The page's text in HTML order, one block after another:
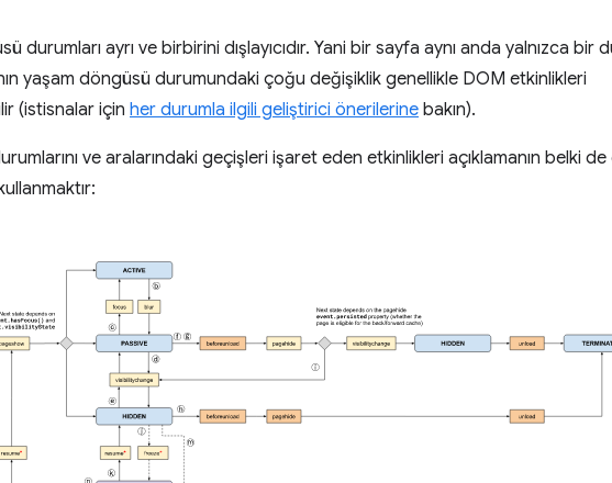
durumları ayrı ve birbirini dışlayıcıdır. Yani bir sayfa aynı anda yalnızca bir
yaşam döngüsü durumundaki çoğu değişiklik genellikle DOM etkinlikleri
(istisnalar için her durumla ilgili geliştirici önerilerine bakın).
ve aralarındaki geçişleri işaret eden etkinlikleri açıklamanın belki de